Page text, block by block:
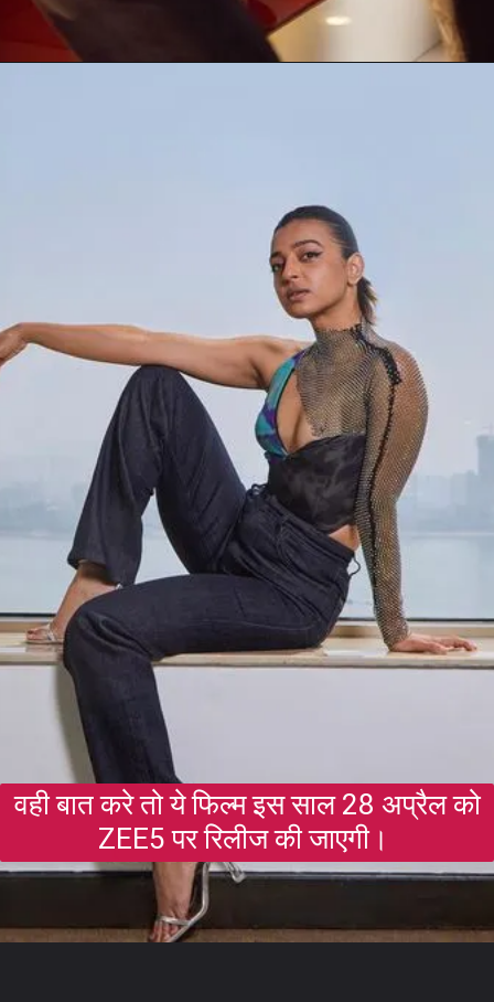
वही बात करे तो ये फिल्म इस साल 28 अप्रैल को
ZEE5 पर रिलीज की जाएगी।